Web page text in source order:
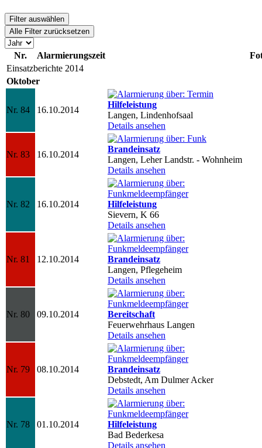
Filter auswählen
Alle Filter zurücksetzen
Nr. Alarmierungszeit
Einsatzberichte 2014
Oktober
Nr. 84 16.10.2014
Hilfeleistung
Langen, Lindenhofsaal
Details ansehen
Nr. 83 16.10.2014
Brandeinsatz
Langen, Leher Landstr. - Wohnheim
Details ansehen
Nr. 82 16.10.2014
Hilfeleistung
Sievern, K 66
Details ansehen
Nr. 81 12.10.2014
Brandeinsatz
Langen, Pflegeheim
Details ansehen
Nr. 80 09.10.2014
Bereitschaft
Feuerwehrhaus Langen
Details ansehen
Nr. 79 08.10.2014
Brandeinsatz
Debstedt, Am Dulmer Acker
Details ansehen
Nr. 78 01.10.2014
Hilfeleistung
Bad Bederkesa
Details ansehen